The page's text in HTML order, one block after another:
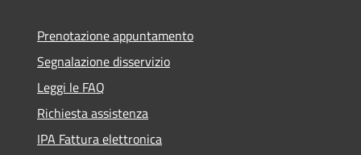
Prenotazione appuntamento
Segnalazione disservizio
Leggi le FAQ
Richiesta assistenza
IPA Fattura elettronica